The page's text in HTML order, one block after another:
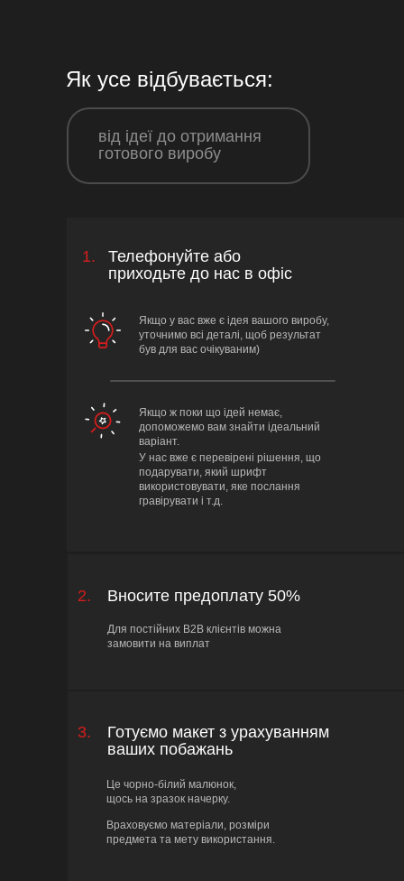
1.
Телефонуйте або
приходьте до нас в офіс
Якщо у вас вже є ідея вашого виробу,
уточнимо всі деталі, щоб результат
був для вас очікуваним)
Якщо ж поки що ідей немає,
допоможемо вам знайти ідеальний
варіант.
У нас вже є перевірені рішення, що
подарувати, який шрифт
використовувати, яке послання
гравірувати і т.д.
2. Вносите предоплату 50%
Для постійних B2B клієнтів можна
замовити на виплат
3.
Готуємо макет з урахуванням
ваших побажань
Це чорно-білий малюнок,
щось на зразок начерку.
Враховуємо матеріали, розміри
предмета та мету використання.
Як усе відбувається:
від ідеї до отримання
готового виробу